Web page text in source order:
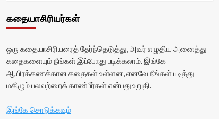
கதையாசிரியர்கள்
ஒரு கதையாசிரியரைத் தேர்ந்தெடுத்து, அவர் எழுதிய அனைத்து
கதைகளையும் நீங்கள் இப்போது படிக்கலாம். இங்கே
ஆயிரக்கணக்கான கதைகள் உள்ளன, எனவே நீங்கள் படித்து
மகிழும் பலவற்றைக் காண்பீர்கள் என்பது உறுதி.
இங்கே சொடுக்கவும்